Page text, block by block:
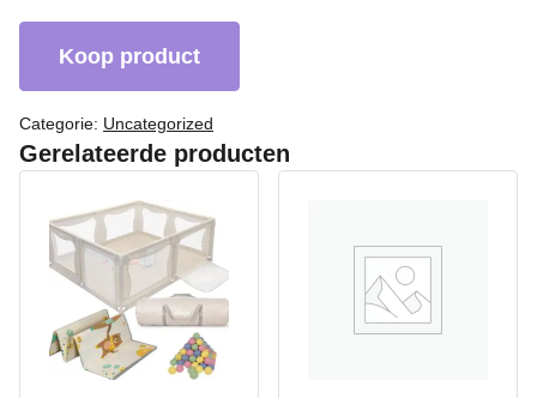
Koop product
Categorie: Uncategorized
Gerelateerde producten